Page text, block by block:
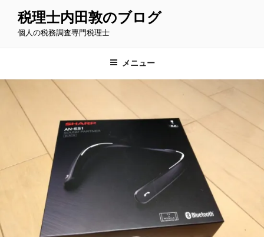
税理士内田敦のブログ
個人の税務調査専門税理士
メニュー